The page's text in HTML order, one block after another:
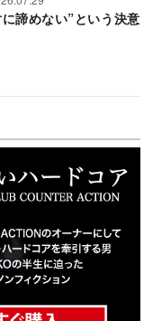
諦めない”という決意